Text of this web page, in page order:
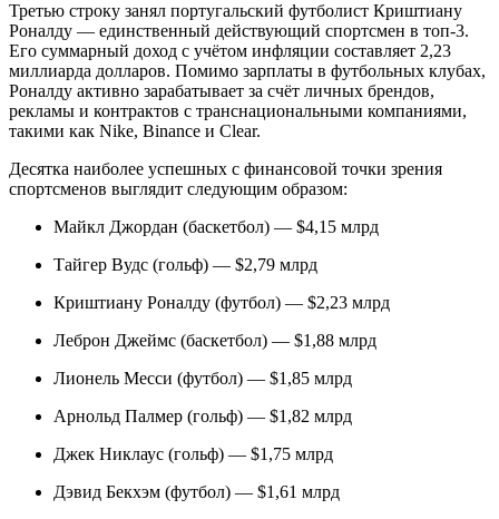
Третью строку занял португальский футболист Криштиану
Роналду — единственный действующий спортсмен в топ-3.
Его суммарный доход с учётом инфляции составляет 2,23
миллиарда долларов. Помимо зарплаты в футбольных клубах,
Роналду активно зарабатывает за счёт личных брендов,
рекламы и контрактов с транснациональными компаниями,
такими как Nike, Binance и Clear.
Десятка наиболее успешных с финансовой точки зрения
спортсменов выглядит следующим образом:
Майкл Джордан (баскетбол) — $4,15 млрд
Тайгер Вудс (гольф) — $2,79 млрд
Криштиану Роналду (футбол) — $2,23 млрд
Леброн Джеймс (баскетбол) — $1,88 млрд
Лионель Месси (футбол) — $1,85 млрд
Арнольд Палмер (гольф) — $1,82 млрд
Джек Никлаус (гольф) — $1,75 млрд
Дэвид Бекхэм (футбол) — $1,61 млрд